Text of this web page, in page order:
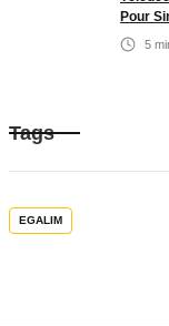
Pour
5
Tags
EGALIM